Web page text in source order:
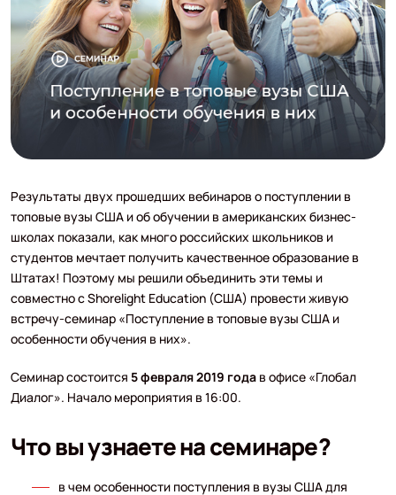
Результаты двух прошедших вебинаров о поступлении в
топовые вузы США и об обучении в американских бизнес-
школах показали, как много российских школьников и
студентов мечтает получить качественное образование в
Штатах! Поэтому мы решили объединить эти темы и
совместно с Shorelight Education (США) провести живую
встречу-семинар «Поступление в топовые вузы США и
особенности обучения в них».
Семинар состоится 5 февраля 2019 годав офисе «Глобал
Диалог». Начало мероприятия в 16:00.
Что вы узнаете на семинаре?
в чем особенности поступления в вузы США для